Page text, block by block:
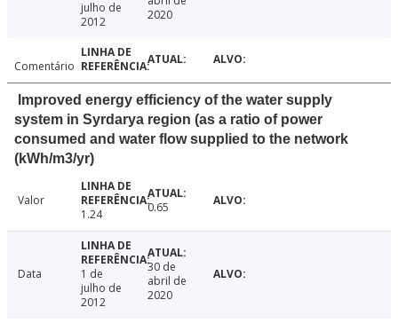
julho de
2012
2020
Comentário
Improved energy efficiency of the water supply
system in Syrdarya region (as a ratio of power
consumed and water flow supplied to the network
(kWh/m3/yr)
Valor
1.24
0.65
Data
1 de
julho de
2012
30 de
abril de
2020